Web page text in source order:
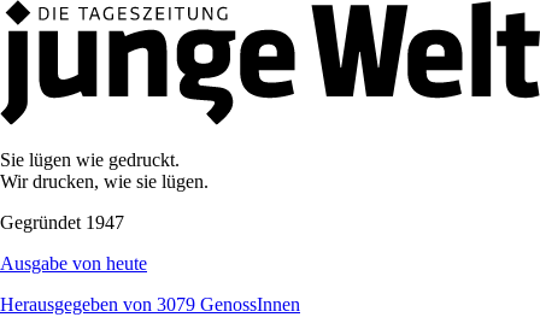
Sie lügen wie gedruckt.
Wir drucken, wie sie lügen.
Gegründet 1947
Ausgabe von heute
Herausgegeben von 3079 GenossInnen